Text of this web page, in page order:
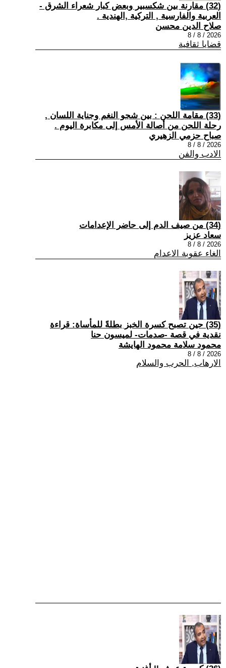
(32) مقارنة بين شكسبير وبعض كبار شعراء الشرق -
العربية والفارسية , التركية ,الهندية .
صلاح الدين محسن
2026 / 8 / 8
قضايا ثقافية
(33) مقامة اللحن : بين شجو النغم وجناية اللسان ,
رحلة اللحن من أصالة الأمس إلى مكابرة اليوم .
صباح حزمي الزهيري
2026 / 8 / 8
الادب والفن
(34) من صيف الدم إلى حاضر الإعدامات
سعاد عزيز
2026 / 8 / 8
الغاء عقوبة الاعدام
(35) حين تصبح كسرة الخبز بطلةً للمأساة: قراءة
نقدية في قصة -صدمات- لميسون حنا
محمود سلامة محمود الهايشة
2026 / 8 / 8
الارهاب, الحرب والسلام